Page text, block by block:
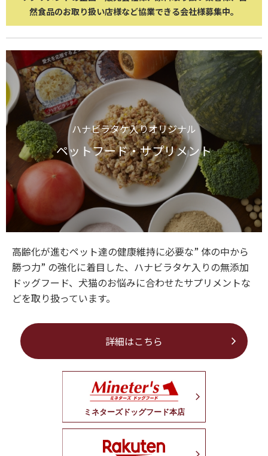
然食品のお取り扱い店様など協業できる会社様募集中。
ハナビラタケ入りオリジナル
ペットフード・サプリメント
高齢化が進むペット達の健康維持に必要な” 体の中から
勝つ力” の強化に着目した、ハナビラタケ入りの無添加
ドッグフード、犬猫のお悩みに合わせたサプリメントな
どを取り扱っています。
詳細はこちら